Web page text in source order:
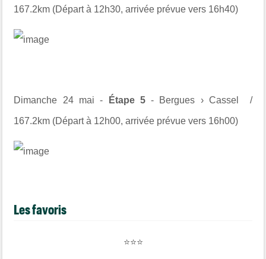
167.2km (Départ à 12h30, arrivée prévue vers 16h40)
Dimanche 24 mai - Étape 5- Bergues › Cassel /
167.2km (Départ à 12h00, arrivée prévue vers 16h00)
Les favoris
⭐⭐⭐